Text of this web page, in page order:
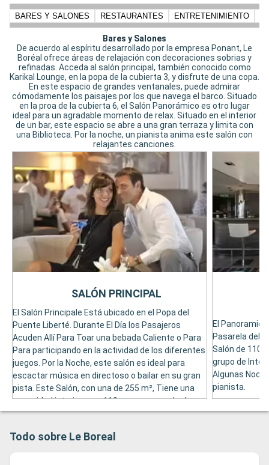
BARES Y SALONES RESTAURANTES ENTRETENIMIENTO
Bares y Salones
De acuerdo al espíritu desarrollado por la empresa Ponant, Le
Boréal ofrece áreas de relajación con decoraciones sobrias y
refinadas. Acceda al salón principal, también conocido como
Karikal Lounge, en la popa de la cubierta 3, y disfrute de una copa.
En este espacio de grandes ventanales, puede admirar
cómodamente los paisajes por los que navega el barco. Situado
en la proa de la cubierta 6, el Salón Panorámico es otro lugar
ideal para un agradable momento de relax. Situado en el interior
de un bar, este espacio se abre a una gran terraza y limita con
una Biblioteca. Por la noche, un pianista anima este salón con
relajantes canciones.
El Salón Principale Está ubicado en el Popa del
Puente Liberté. Durante El Día los Pasajeros
Acuden Allí Para Toar una bebada Caliente o Para
Para participando en la actividad de los diferentes
juegos. Por la Noche, este salón es ideal para
escactar música en directoso o bailar en su gran
pista. Este Salón, con una de 255 m², Tiene una
capacidad interior para 110 personas y, admás,
disputa de una terraza que puede recibir a otras
SALÓN PRINCIPAL
El Panoramic
Pasarela del
Salón de 110
grupo de
Algunas
pianista.
Todo sobre Le Boreal